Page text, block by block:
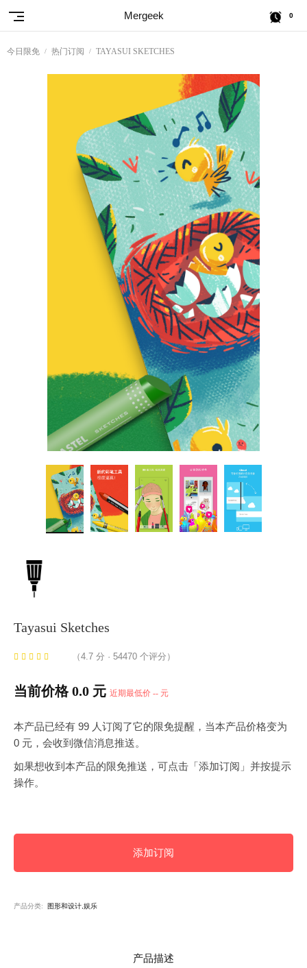
Mergeek 0
今日限免 热门订阅 TAYASUI SKETCHES
Tayasui Sketches
（4.7 分 · 54470 个评分）
当前价格 0.0 元 近期最低价 -- 元
本产品已经有 99 人订阅了它的限免提醒，当本产品价格变为
0 元，会收到微信消息推送。
如果想收到本产品的限免推送，可点击「添加订阅」并按提示
操作。
添加订阅
产品分类: 图形和设计,娱乐
产品描述